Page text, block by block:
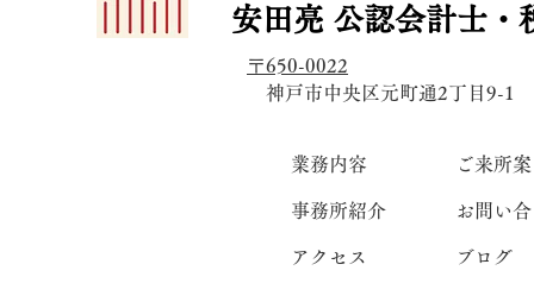
説
安田亮 公認会計士・
〒650-0022
神戸市中央区元町通2丁目9-1
業務内容
事務所紹介
アクセス
ご来所
お問い
ブログ